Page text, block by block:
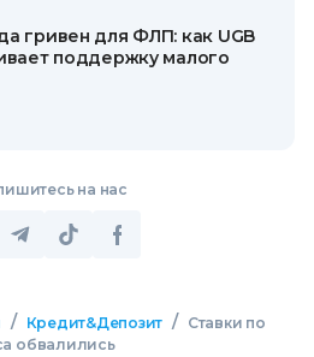
гривен для ФЛП: как UGB
поддержку малого
на нас
/ Кредит&Депозит /
Ставки по
обвалились